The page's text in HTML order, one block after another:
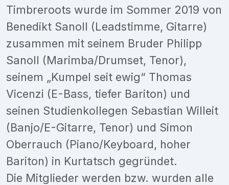
Timbreroots wurde im Sommer 2019 von
Benedikt Sanoll (Leadstimme, Gitarre)
zusammen mit seinem Bruder Philipp
Sanoll (Marimba/Drumset, Tenor),
seinem „Kumpel seit ewig“ Thomas
Vicenzi (E-Bass, tiefer Bariton) und
seinen Studienkollegen Sebastian Willeit
(Banjo/E-Gitarre, Tenor) und Simon
Oberrauch (Piano/Keyboard, hoher
Bariton) in Kurtatsch gegründet.
Die Mitglieder werden bzw. wurden alle